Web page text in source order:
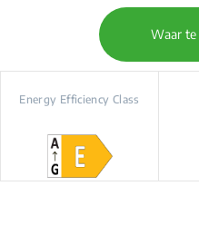
Waar
Energy Efficiency Class